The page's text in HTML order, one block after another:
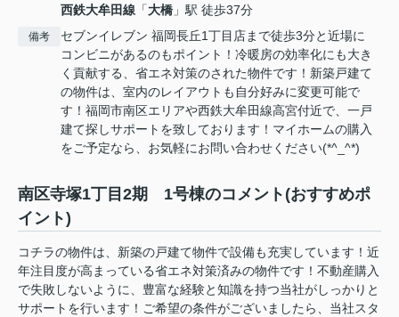
西鉄大牟田線 「大橋 」駅 徒歩37分
備考
セブンイレブン 福岡長丘1丁目店まで徒歩3分と近場に
コンビニがあるのもポイント！冷暖房の効率化にも大き
く貢献する、省エネ対策のされた物件です！新築戸建て
の物件は、室内のレイアウトも自分好みに変更可能で
す！福岡市南区エリアや西鉄大牟田線高宮付近で、一戸
建て探しサポートを致しております！マイホームの購入
をご予定なら、お気軽にお問い合わせください(*^_^*)
南区寺塚1丁目2期 1号棟のコメント(おすすめポ
イント)
コチラの物件は、新築の戸建て物件で設備も充実しています！近
年注目度が高まっている省エネ対策済みの物件です！不動産購入
で失敗しないように、豊富な経験と知識を持つ当社がしっかりと
サポートを行います！ご希望の条件がございましたら、当社スタ